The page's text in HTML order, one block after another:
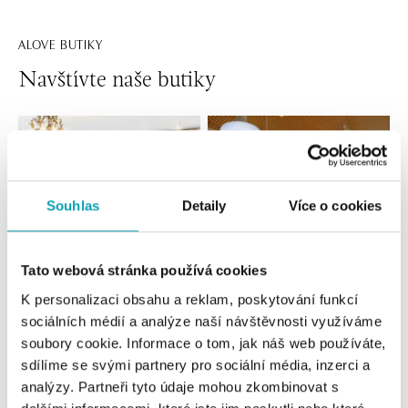
Souhlas Detaily Více o cookies
Tato webová stránka používá cookies
K personalizaci obsahu a reklam, poskytování funkcí
sociálních médií a analýze naší návštěvnosti využíváme
soubory cookie. Informace o tom, jak náš web používáte,
sdílíme se svými partnery pro sociální média, inzerci a
analýzy. Partneři tyto údaje mohou zkombinovat s
ALOVE BUTIKY
Navštívte naše butiky
Všetky Česko Slovensko
ALO diamonds Hilton, Košice
Hlavná 123/1, 040 01 Košice
tel.: +421 911 854 322, +421 917 869 485